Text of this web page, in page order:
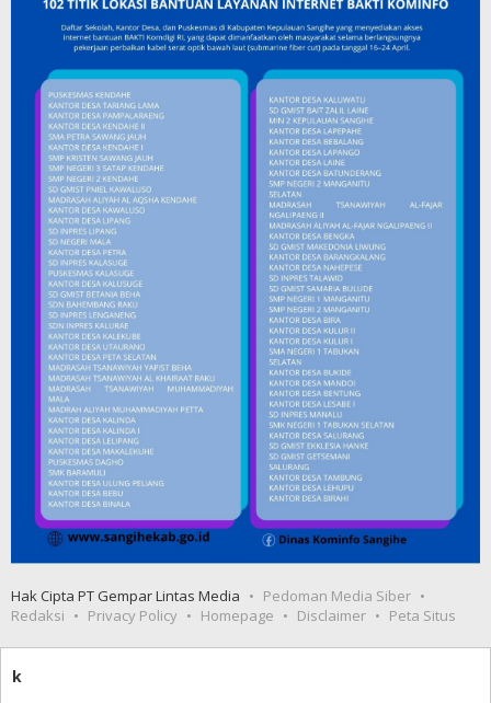
Hak Cipta PT Gempar Lintas Media
Pedoman Media Siber
Redaksi
Privacy Policy Homepage Disclaimer Peta Situs
k